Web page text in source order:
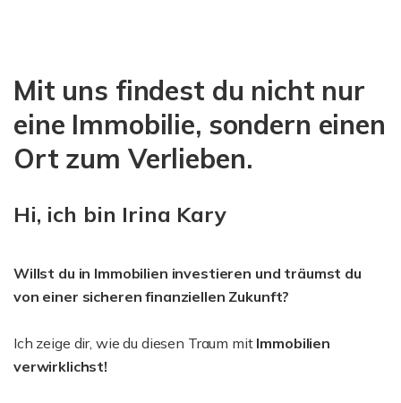
Mit uns findest du nicht nur
eine Immobilie, sondern einen
Ort zum Verlieben.
Hi, ich bin Irina Kary
Willst du in Immobilien investieren und träumst du
von einer sicheren finanziellen Zukunft?
Ich zeige dir, wie du diesen Traum mit Immobilien
verwirklichst!